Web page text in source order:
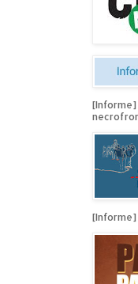
[Informe]
[Informe]